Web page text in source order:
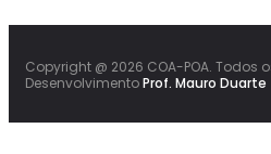
Copyright @ 2026 COA-POA. Todos
DesenvolvimentoProf. Mauro Duarte